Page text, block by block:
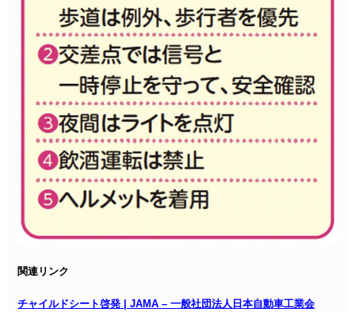
関連リンク
チャイルドシート啓発 | JAMA –一般社団法人日本自動車工業会